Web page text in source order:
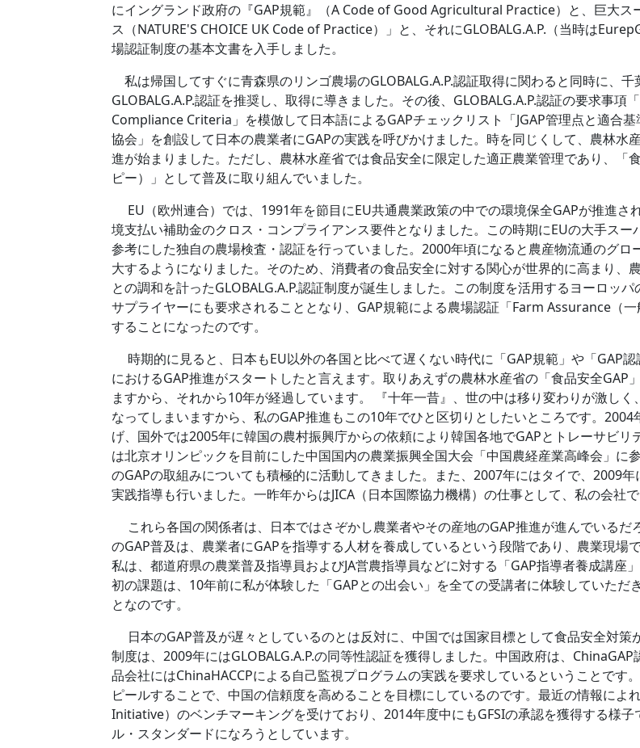
にイングランド政府の『GAP規範』（A Code of Good Agricultural Practice）と、巨大ス
ス（NATURE'S CHOICE UK Code of Practice）」と、それにGLOBALG.A.P.（当時は
場認証制度の基本文書を入手しました。
私は帰国してすぐに青森県のリンゴ農場のGLOBALG.A.P.認証取得に関わると同時に、千
GLOBALG.A.P.認証を推奨し、取得に導きました。その後、GLOBALG.A.P.認証の要求事
Compliance Criteria」を模倣して日本語によるGAPチェックリスト「JGAP管理点と適合
協会」を創設して日本の農業者にGAPの実践を呼びかけました。時を同じくして、農林水
進が始まりました。ただし、農林水産省では食品安全に限定した適正農業管理であり、「
ピー）」として普及に取り組んでいました。
EU（欧州連合）では、1991年を節目にEU共通農業政策の中での環境保全GAPが推進さ
境支払い補助金のクロス・コンプライアンス要件となりました。この時期にEUの大手ス
参考にした独自の農場検査・認証を行っていました。2000年頃になると農産物流通のグ
大するようになりました。そのため、消費者の食品安全に対する関心が世界的に高まり
との調和を計ったGLOBALG.A.P.認証制度が誕生しました。この制度を活用するヨーロッ
サプライヤーにも要求されることとなり、GAP規範による農場認証「Farm Assurance（
することになったのです。
時期的に見ると、日本もEU以外の各国と比べて遅くない時代に「GAP規範」や「GAP
におけるGAP推進がスタートしたと言えます。取りあえずの農林水産省の「食品安全GAP
ますから、それから10年が経過しています。 『十年一昔』、世の中は移り変わりが激しく
なってしまいますから、私のGAP推進もこの10年でひと区切りとしたいところです。2004
げ、国外では2005年に韓国の農村振興庁からの依頼により韓国各地でGAPとトレーサビリ
は北京オリンピックを目前にした中国国内の農業振興全国大会「中国農経産業高峰会」に
のGAPの取組みについても積極的に活動してきました。また、2007年にはタイで、2009
実践指導も行いました。一昨年からはJICA（日本国際協力機構）の仕事として、私の会社
これら各国の関係者は、日本ではさぞかし農業者やその産地のGAP推進が進んでいる
のGAP普及は、農業者にGAPを指導する人材を養成しているという段階であり、農業現
私は、都道府県の農業普及指導員およびJA営農指導員などに対する「GAP指導者養成講
初の課題は、10年前に私が体験した「GAPとの出会い」を全ての受講者に体験していただ
となのです。
日本のGAP普及が遅々としているのとは反対に、中国では国家目標として食品安全対
制度は、2009年にはGLOBALG.A.P.の同等性認証を獲得しました。中国政府は、
品会社にはChinaHACCPによる自己監視プログラムの実践を要求しているということです
ピールすることで、中国の信頼度を高めることを目標にしているのです。最近の情報によ
Initiative）のベンチマーキングを受けており、2014年度中にもGFSIの承認を獲得する様
ル・スタンダードになろうとしています。